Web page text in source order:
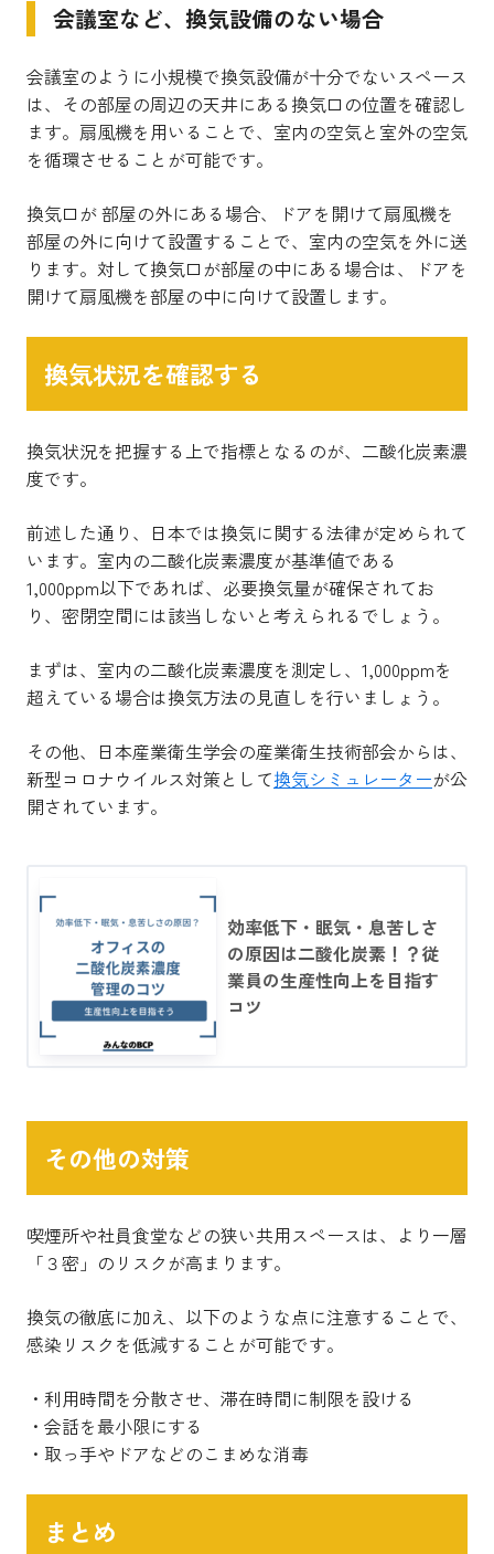
会議室など、換気設備のない場合
会議室のように小規模で換気設備が十分でないスペース
は、その部屋の周辺の天井にある換気口の位置を確認し
ます。扇風機を用いることで、室内の空気と室外の空気
を循環させることが可能です。
換気口が 部屋の外にある場合、ドアを開けて扇風機を
部屋の外に向けて設置することで、室内の空気を外に送
ります。対して換気口が部屋の中にある場合は、ドアを
開けて扇風機を部屋の中に向けて設置します。
換気状況を確認する
換気状況を把握する上で指標となるのが、二酸化炭素濃
度です。
前述した通り、日本では換気に関する法律が定められて
います。室内の二酸化炭素濃度が基準値である
1,000ppm以下であれば、必要換気量が確保されてお
り、密閉空間には該当しないと考えられるでしょう。
まずは、室内の二酸化炭素濃度を測定し、1,000ppmを
超えている場合は換気方法の見直しを行いましょう。
その他、日本産業衛生学会の産業衛生技術部会からは、
新型コロナウイルス対策として換気シミュレーターが公
開されています。
効率低下・眠気・息苦しさ
の原因は二酸化炭素！？従
業員の生産性向上を目指す
コツ
その他の対策
喫煙所や社員食堂などの狭い共用スペースは、より一層
「３密」のリスクが高まります。
換気の徹底に加え、以下のような点に注意することで、
感染リスクを低減することが可能です。
・利用時間を分散させ、滞在時間に制限を設ける
・会話を最小限にする
・取っ手やドアなどのこまめな消毒
まとめ